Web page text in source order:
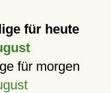
für heute
für morgen